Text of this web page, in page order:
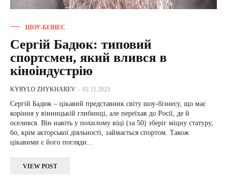
ШОУ-БІЗНЕС
Сергій Бадюк: типовий
спортсмен, який влився в
кіноіндустрію
KYRYLO ZHYKHAREV - 02.11.2023
Сергій Бадюк – цікавий представник світу шоу-бізнесу, що має
коріння у вінницькій глибинці, але переїхав до Росії, де й
оселився. Він навіть у похилому віці (за 50) зберіг міцну статуру,
бо, крім акторської діяльності, займається спортом. Також
цікавими є його погляди...
VIEW POST